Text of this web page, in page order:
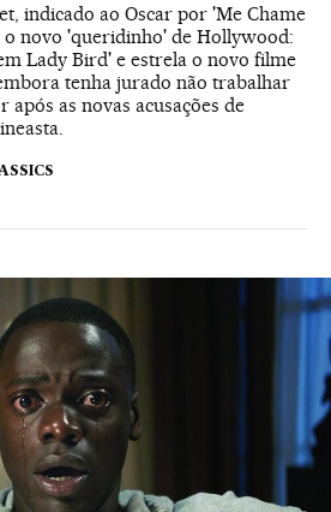
indicado ao Oscar por 'Me Chame
o novo 'queridinho' de Hollywood:
Lady Bird' e estrela o novo filme
tenha jurado não trabalhar
as novas acusações de